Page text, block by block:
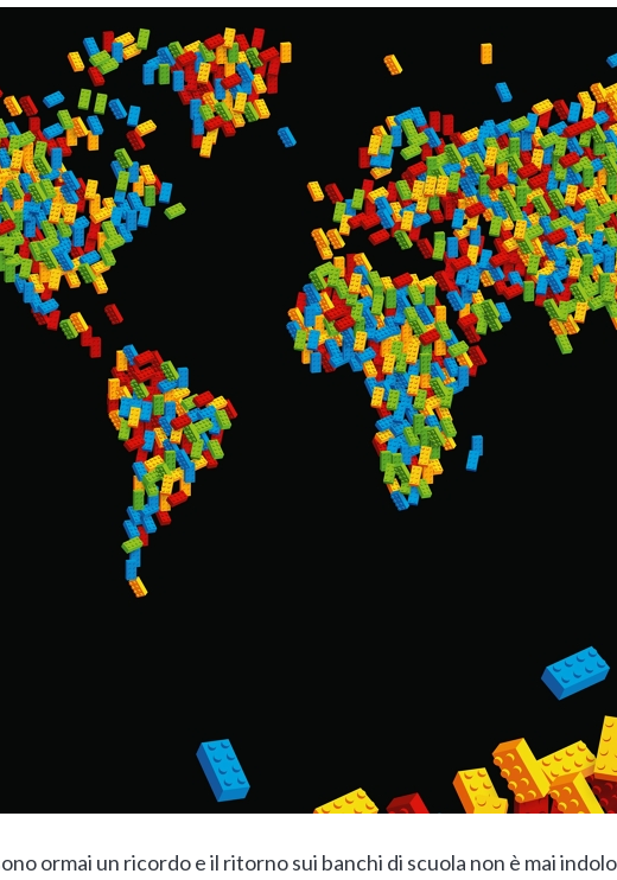
ormai un ricordo e il ritorno sui banchi di scuola non è mai